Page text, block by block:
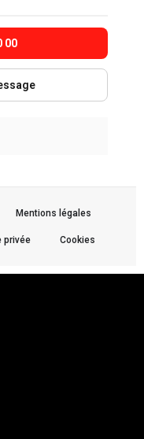
00
Mentions légales
privée Cookies